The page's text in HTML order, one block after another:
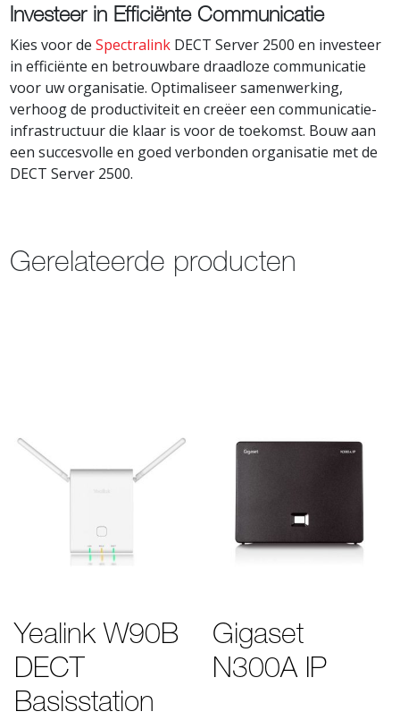
Investeer in Efficiënte Communicatie
Kies voor deSpectralink DECT Server 2500 en investeer
in efficiënte en betrouwbare draadloze communicatie
voor uw organisatie. Optimaliseer samenwerking,
verhoog de productiviteit en creëer een communicatie-
infrastructuur die klaar is voor de toekomst. Bouw aan
een succesvolle en goed verbonden organisatie met de
DECT Server 2500.
Gerelateerde producten
Yealink W90B
DECT
Basisstation
Gigaset
N300A IP